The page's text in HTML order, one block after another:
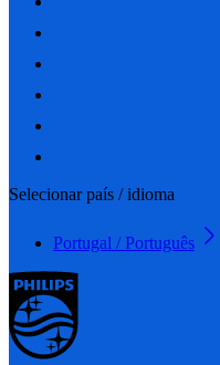
Selecionar país / idioma
Portugal / Português